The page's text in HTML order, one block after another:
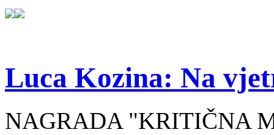
Luca Kozina: Na
NAGRADA "KRITIČNA